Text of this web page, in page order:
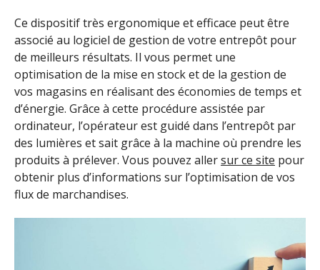
Ce dispositif très ergonomique et efficace peut être
associé au logiciel de gestion de votre entrepôt pour
de meilleurs résultats. Il vous permet une
optimisation de la mise en stock et de la gestion de
vos magasins en réalisant des économies de temps et
d’énergie. Grâce à cette procédure assistée par
ordinateur, l’opérateur est guidé dans l’entrepôt par
des lumières et sait grâce à la machine où prendre les
produits à prélever. Vous pouvez allersur ce site pour
obtenir plus d’informations sur l’optimisation de vos
flux de marchandises.